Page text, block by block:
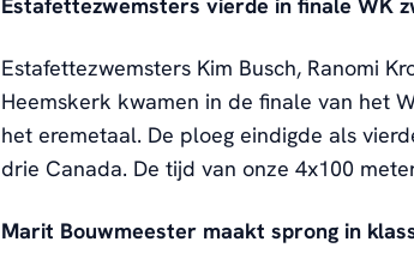
Estafettezwemsters Kim Busch, Ranomi
Heemskerk kwamen in de finale van het
het eremetaal. De ploeg eindigde als
drie Canada. De tijd van onze 4x100
Marit Bouwmeester maakt sprong in